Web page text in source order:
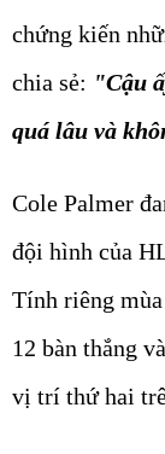
chứng kiến
chia sẻ: "Cậu
quá lâu và
Cole Palmer
đội hình của
Tính riêng
12 bàn thắng
vị trí thứ hai